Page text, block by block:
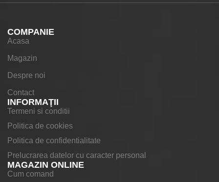
COMPANIE
Acasa
Magazin
Despre noi
Contact
INFORMAŢII
Termeni si conditii
Politica de cookies
Politica de confidentialitate
Prelucrarea datelor cu caracter personal
MAGAZIN ONLINE
Cum comand